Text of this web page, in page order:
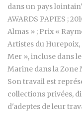
dans un pays
AWARDS PAPIES ;
Almas » ; Prix «
Artistes du Hurepoix,
Mer », incluse dans
Marine dans la Zone
Son travail est
collections privées,
d'adeptes de leur